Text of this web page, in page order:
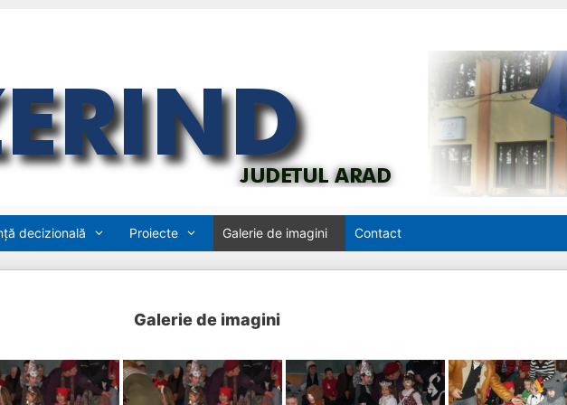
decizională Proiecte Galerie de imagini Contact
Galerie de imagini